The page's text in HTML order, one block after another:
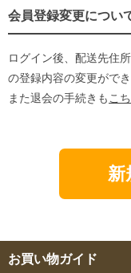
会員登録変更につい
ログイン後、配送先住
の登録内容の変更ができ
また退会の手続きも こ
新
お買い物ガイド